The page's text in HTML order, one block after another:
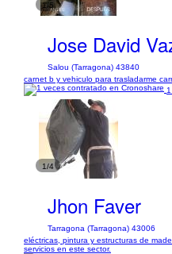
1/5
Jose David
Salou (Tarragona) 43840
carnet b y vehiculo para trasladarme
1/4
Jhon Faver
Tarragona (Tarragona) 43006
eléctricas, pintura y estructuras de
servicios en este sector.